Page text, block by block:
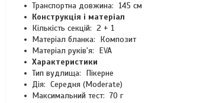
Транспортна довжина: 145 см
Конструкція і матеріал
Кількість секцій: 2 + 1
Матеріал бланка: Композит
Матеріал руків'я: EVA
Характеристики
Тип вудлища: Пікерне
Дія: Середня (Moderate)
Максимальний тест: 70 г